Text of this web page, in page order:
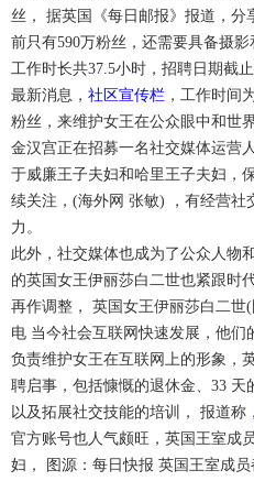
丝， 据英国《每日邮报》报道，分
前只有590万粉丝，还需要具备摄影
工作时长共37.5小时，招聘日期截
最新消息， 社区宣传栏 ，工作时间
粉丝，来维护女王在公众眼中和世
金汉宫正在招募一名社交媒体运营
于威廉王子夫妇和哈里王子夫妇，
续关注，(海外网 张敏) ，有经营社
力。
此外，社交媒体也成为了公众人物
的英国女王伊丽莎白二世也紧跟时
再作调整， 英国女王伊丽莎白二世
电 当今社会互联网快速发展，他们
负责维护女王在互联网上的形象，
聘启事，包括慷慨的退休金、33
以及拓展社交技能的培训， 报道称，
官方账号也人气颇旺，英国王室成
妇， 图源：每日快报 英国王室成员